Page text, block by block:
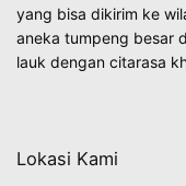
yang bisa dikirim ke
aneka tumpeng besar
lauk dengan citarasa
Lokasi Kami